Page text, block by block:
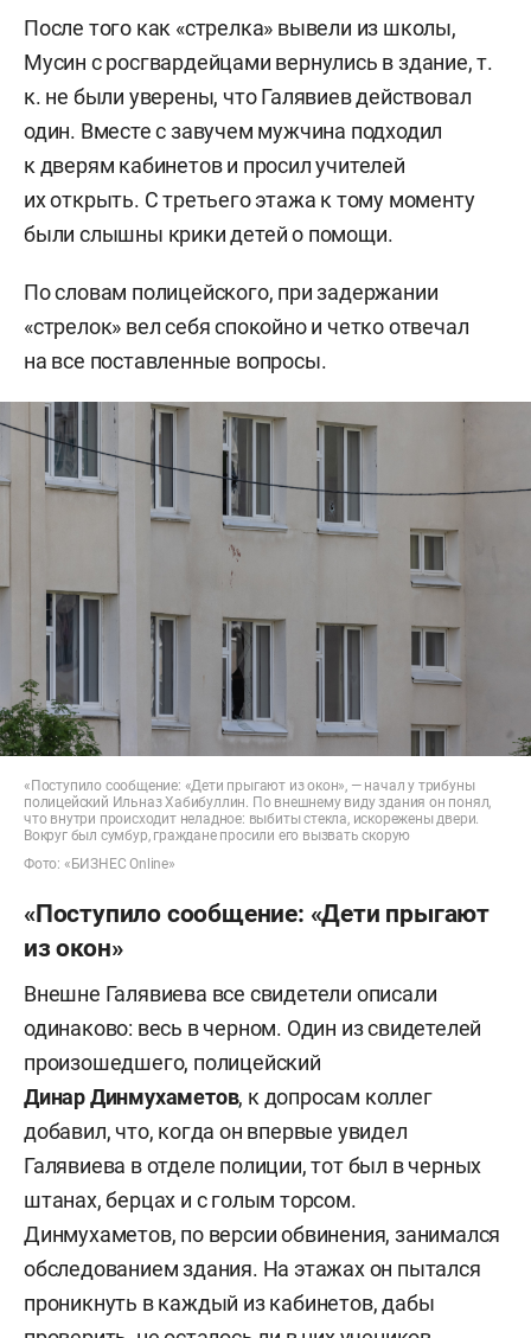
После того как «стрелка» вывели из школы,
Мусин с росгвардейцами вернулись в здание, т.
к. не были уверены, что Галявиев действовал
один. Вместе с завучем мужчина подходил
к дверям кабинетов и просил учителей
их открыть. С третьего этажа к тому моменту
были слышны крики детей о помощи.
По словам полицейского, при задержании
«стрелок» вел себя спокойно и четко отвечал
на все поставленные вопросы.
«Поступило сообщение: «Дети прыгают из окон», — начал у трибуны
полицейский Ильназ Хабибуллин. По внешнему виду здания он понял,
что внутри происходит неладное: выбиты стекла, искорежены двери.
Вокруг был сумбур, граждане просили его вызвать скорую
Фото: «БИЗНЕС Online»
«Поступило сообщение: «Дети прыгают
из окон»
Внешне Галявиева все свидетели описали
одинаково: весь в черном. Один из свидетелей
произошедшего, полицейский
Динар Динмухаметов, к допросам коллег
добавил, что, когда он впервые увидел
Галявиева в отделе полиции, тот был в черных
штанах, берцах и с голым торсом.
Динмухаметов, по версии обвинения, занимался
обследованием здания. На этажах он пытался
проникнуть в каждый из кабинетов, дабы